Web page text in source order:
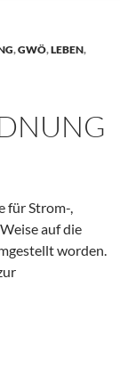
,GWÖ,LEBEN,
für Strom-,
auf die
worden.